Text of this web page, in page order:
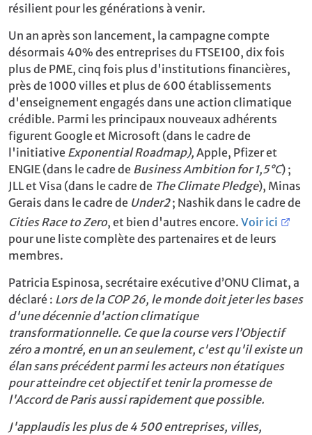
résilient pour les générations à venir.
Un an après son lancement, la campagne compte
désormais 40% des entreprises du FTSE100, dix fois
plus de PME, cinq fois plus d'institutions financières,
près de 1000 villes et plus de 600 établissements
d'enseignement engagés dans une action climatique
crédible. Parmi les principaux nouveaux adhérents
figurent Google et Microsoft (dans le cadre de
l'initiative Exponential Roadmap), Apple, Pfizer et
ENGIE (dans le cadre de Business Ambition for 1,5°C) ;
JLL et Visa (dans le cadre de The Climate Pledge), Minas
Gerais dans le cadre de Under2; Nashik dans le cadre de
Cities Race to Zero, et bien d'autres encore. Voir ici
pour une liste complète des partenaires et de leurs
membres.
Patricia Espinosa, secrétaire exécutive d’ONU Climat, a
déclaré : Lors de la COP 26, le monde doit jeter les bases
d'une décennie d'action climatique
transformationnelle. Ce que la course vers l’Objectif
zéro a montré, en un an seulement, c'est qu'il existe un
élan sans précédent parmi les acteurs non étatiques
pour atteindre cet objectif et tenir la promesse de
l'Accord de Paris aussi rapidement que possible.
J'applaudis les plus de 4 500 entreprises, villes,